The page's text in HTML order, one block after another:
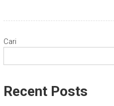
Cari
Recent Posts